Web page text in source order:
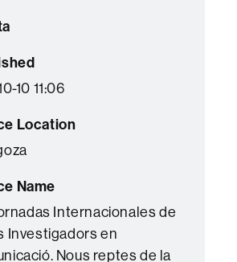
10 11:06
Location
Name
Internacionales de
Investigadors en
Nous reptes de la